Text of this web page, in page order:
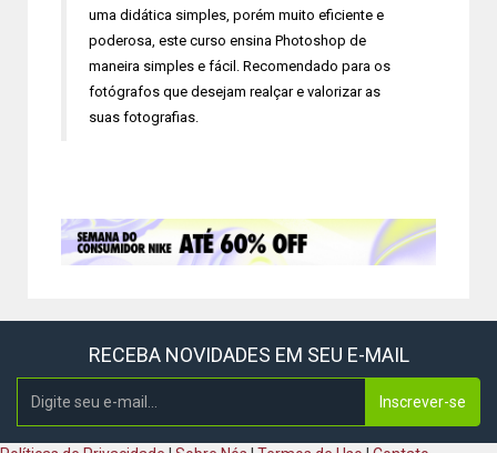
uma didática simples, porém muito eficiente e
poderosa, este curso ensina Photoshop de
maneira simples e fácil. Recomendado para os
fotógrafos que desejam realçar e valorizar as
suas fotografias.
RECEBA NOVIDADES EM SEU E-MAIL
Inscrever-se